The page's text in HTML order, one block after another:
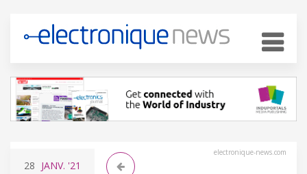
electronique-news.com
28 JANV. '21